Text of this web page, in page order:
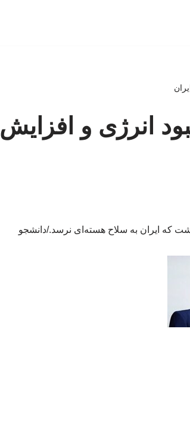
انرژی و افزایش
که ایران به سلاح هسته‌ای نرسد./دانشجو